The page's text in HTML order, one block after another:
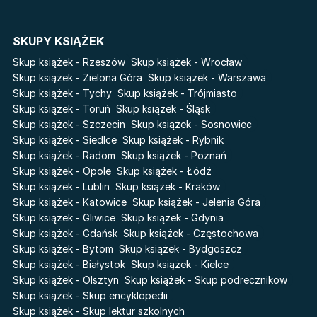
Pamiętniki Wampirów
Basia. Wielka księga.
Poznawaj świat z Basią
The Hazel Wood
Zmierzch
Faye
Katie Maguire
Liceum Freuda
Sherlock Holmes Society
Światy Pilipiuka
Cień od wschodu
Przebudzenie powietrza
Pieśń Lwicy
Akademia wampirów
Karneval
Baśń o złamanym sercu
Prosta zabawa
SKUPY KSIĄŻEK
Skup książek - Rzeszów Skup książek - Wrocław
Skup książek - Zielona Góra Skup książek - Warszawa
Skup książek - Tychy Skup książek - Trójmiasto
Skup książek - Toruń Skup książek - Śląsk
Skup książek - Szczecin Skup książek - Sosnowiec
Skup książek - Siedlce Skup książek - Rybnik
Skup książek - Radom Skup książek - Poznań
Skup książek - Opole Skup książek - Łódź
Skup książek - Lublin Skup książek - Kraków
Skup książek - Katowice Skup książek - Jelenia Góra
Skup książek - Gliwice Skup książek - Gdynia
Skup książek - Gdańsk Skup książek - Częstochowa
Skup książek - Bytom Skup książek - Bydgoszcz
Skup książek - Białystok Skup książek - Kielce
Skup książek - Olsztyn Skup książek - Skup podrecznikow
Skup książek - Skup encyklopedii
Skup książek - Skup lektur szkolnych